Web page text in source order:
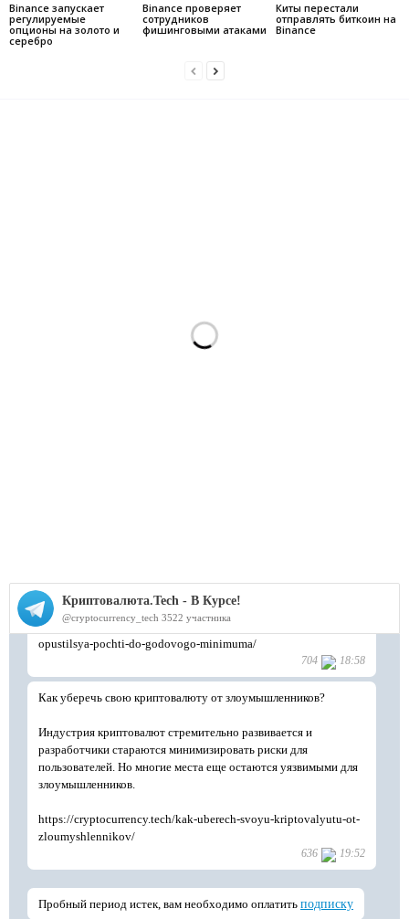
Binance запускает
регулируемые
опционы на золото и
серебро
Binance проверяет
сотрудников
фишинговыми атаками
Киты перестали
отправлять биткоин на
Binance